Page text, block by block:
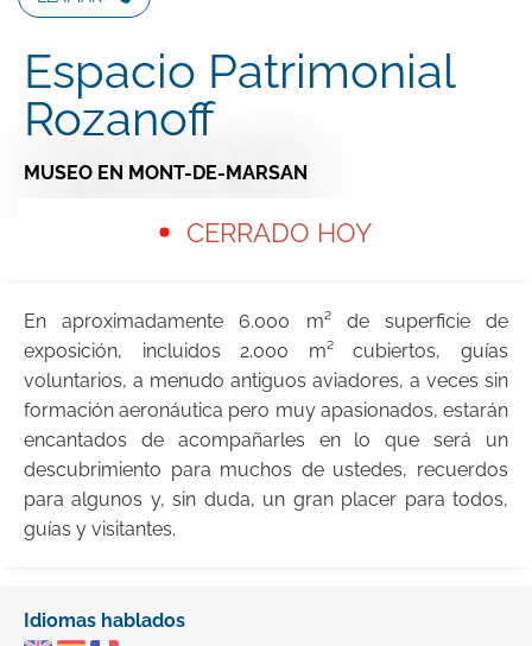
Espacio Patrimonial
Rozanoff
MUSEO EN MONT-DE-MARSAN
CERRADO HOY
En aproximadamente 6.000 m² de superficie de
exposición, incluidos 2.000 m² cubiertos, guías
voluntarios, a menudo antiguos aviadores, a veces sin
formación aeronáutica pero muy apasionados, estarán
encantados de acompañarles en lo que será un
descubrimiento para muchos de ustedes, recuerdos
para algunos y, sin duda, un gran placer para todos,
guías y visitantes.
Idiomas hablados